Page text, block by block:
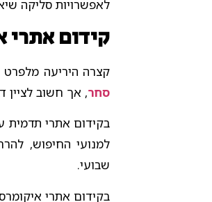
לאפשרויות סליקה
קידום אתרי
קצרה היריעה מלפרט
סחר, אך חשוב לציין
בקידום אתרי תדמית
למנועי החיפוש,
שבועי.
בקידום אתרי